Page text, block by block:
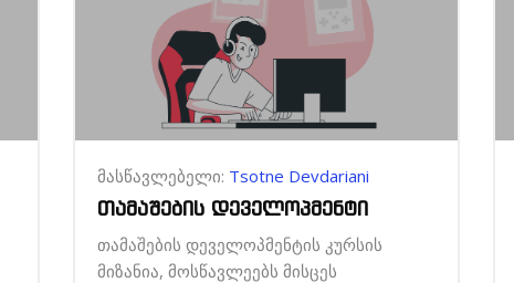
მასწავლებელი: Tsotne Devdariani
თამაშების დეველოპმენტი
თამაშების დეველოპმენტის კურსის
მიზანია, მოსწავლეებს მისცეს